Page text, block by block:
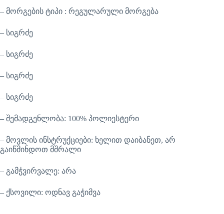
– მორგების ტიპი : რეგულარული მორგება
– სიგრძე
– სიგრძე
– სიგრძე
– სიგრძე
– შემადგენლობა: 100% პოლიესტერი
– მოვლის ინსტრუქციები: ხელით დაიბანეთ, არ
გაიწმინდოთ მშრალი
– გამჭვირვალე: არა
– ქსოვილი: ოდნავ გაჭიმვა